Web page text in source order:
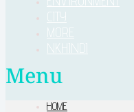
CITY
MORE
NKHINDI
Menu
HOME